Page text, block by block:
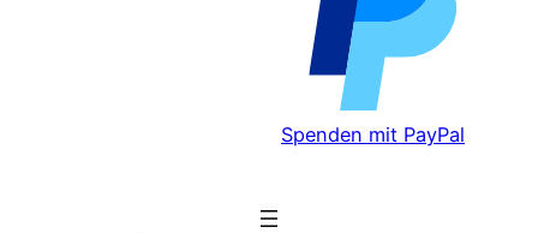
Spenden mit PayPal